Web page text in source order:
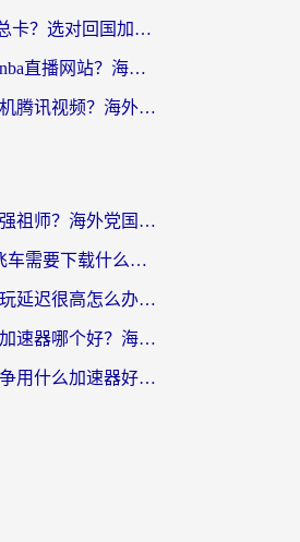
国外看芒果tv总卡？选对回国加速器，轻松追《浪姐》不费劲
在国外怎么看nba直播网站？海外党专属体育观赛指南，告别地区限制！
国外怎么看手机腾讯视频？海外党亲测有效的追剧加速器选择指南
德国怎么玩最强祖师？海外党国服游戏加速器选择全攻略（附宝可梦Online实测）
在国外玩QQ飞车需要下载什么加速器呢？海外党亲测有效的国服游戏加速指南
雪糕工厂国外玩延迟很高怎么办？海外玩家国服游戏加速终极攻略（附实测推荐）
打江南百景图加速器哪个好？海外党踩坑N次后，终于找到不卡的秘诀
非洲玩装甲战争用什么加速器好？海外党亲测有效的国服游戏加速方案